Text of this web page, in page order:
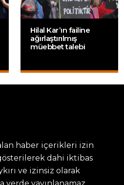
Hilal Kar’ın failine
ağırlaştırılmış
müebbet talebi
haber içerikleri izin
dahi iktibas
ve izinsiz olarak
yerde yayınlanamaz.